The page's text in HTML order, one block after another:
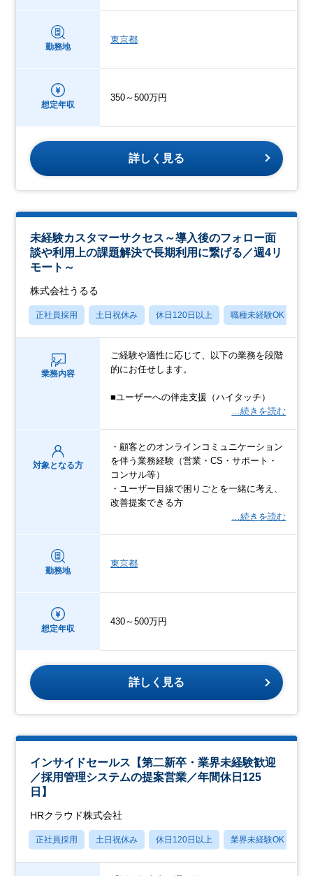
勤務地
東京都
想定年収
350～500万円
詳しく見る
未経験カスタマーサクセス～導入後のフォロー面
談や利用上の課題解決で長期利用に繋げる／週4リ
モート～
株式会社うるる
正社員採用 土日祝休み 休日120日以上 職種未経験OK
業務内容
ご経験や適性に応じて、以下の業務を段階
的にお任せします。
■ユーザーへの伴走支援（ハイタッチ）
…続きを読む
対象となる方
・顧客とのオンラインコミュニケーション
を伴う業務経験（営業・CS・サポート・
コンサル等）
・ユーザー目線で困りごとを一緒に考え、
改善提案できる方
…続きを読む
勤務地
東京都
想定年収
430～500万円
詳しく見る
インサイドセールス【第二新卒・業界未経験歓迎
／採用管理システムの提案営業／年間休日125
日】
HRクラウド株式会社
正社員採用 土日祝休み 休日120日以上 業界未経験OK